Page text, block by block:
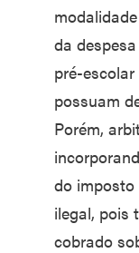
da
pré-
possuam
Porém,
do imposto
ilegal, pois
cobrado